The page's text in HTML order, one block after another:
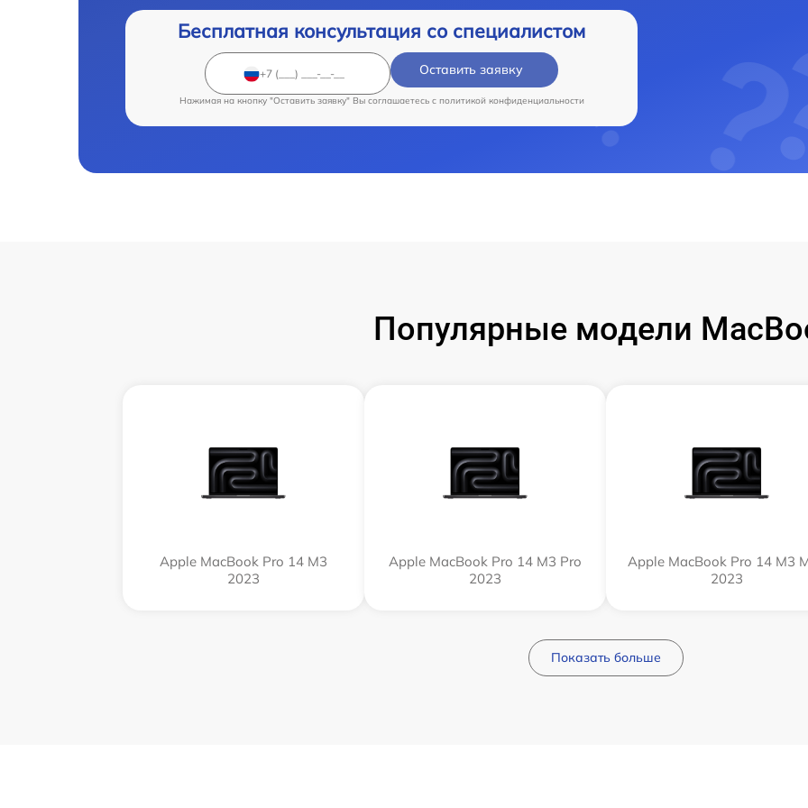
Бесплатная консультация со специалистом
Оставить заявку
Нажимая на кнопку "Оставить заявку" Вы соглашаетесь c политикой конфиденциальности
Популярные модели
Apple MacBook Pro 14 M3
2023
Apple MacBook Pro 14 M3 Pro
2023
Apple MacBook Pro 14 M3
2023
Показать больше